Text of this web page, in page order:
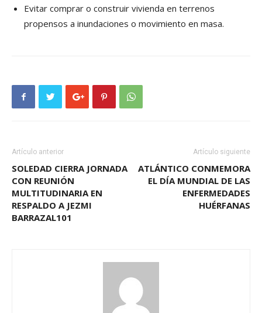
Evitar comprar o construir vivienda en terrenos
propensos a inundaciones o movimiento en masa.
Artículo anterior
SOLEDAD CIERRA JORNADA
CON REUNIÓN
MULTITUDINARIA EN
RESPALDO A JEZMI
BARRAZAL101
Artículo siguiente
ATLÁNTICO CONMEMORA
EL DÍA MUNDIAL DE LAS
ENFERMEDADES
HUÉRFANAS